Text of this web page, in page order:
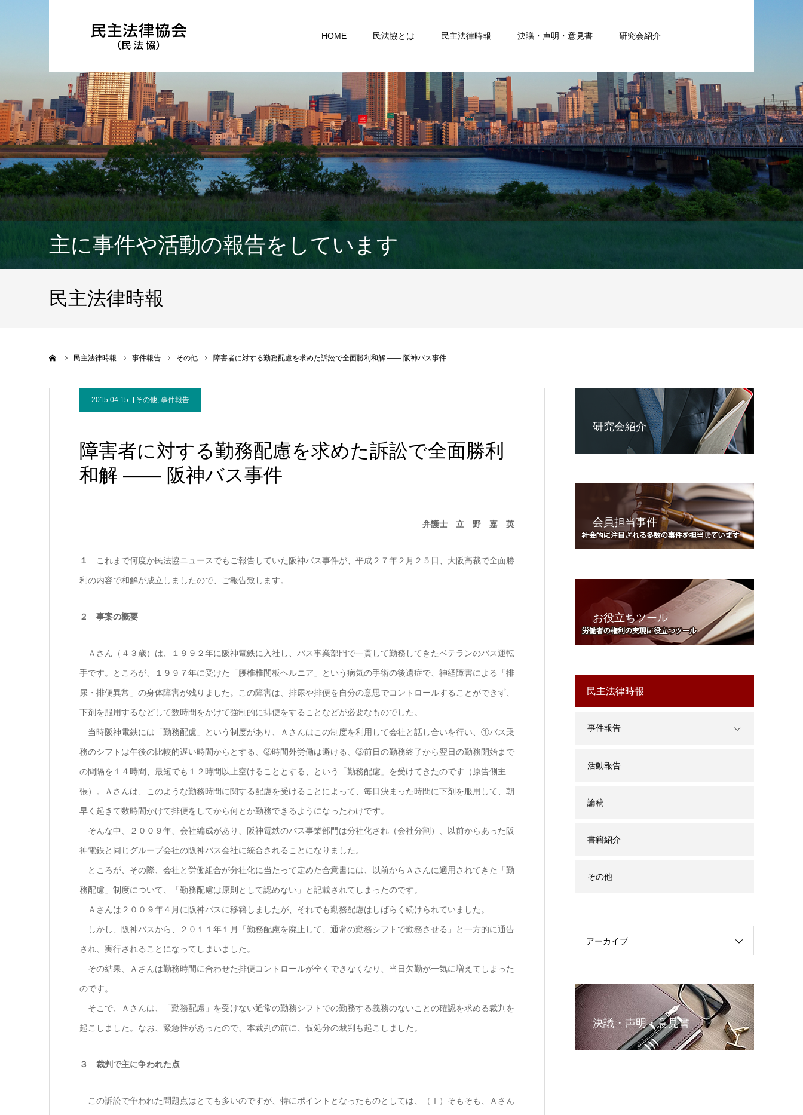
HOME 民法協とは 民主法律時報 決議・声明・意見書 研究会紹介
主に事件や活動の報告をしています
民主法律時報
民主法律時報 事件報告 その他 障害者に対する勤務配慮を求めた訴訟で全面勝利和解 ―― 阪神バス事件
2015.04.15 その他, 事件報告
障害者に対する勤務配慮を求めた訴訟で全面勝利
和解 ―― 阪神バス事件
弁護士 立 野 嘉 英
１ これまで何度か民法協ニュースでもご報告していた阪神バス事件が、平成２７年２月２５日、大阪高裁で全面勝
利の内容で和解が成立しましたので、ご報告致します。
２ 事案の概要
Ａさん（４３歳）は、１９９２年に阪神電鉄に入社し、バス事業部門で一貫して勤務してきたベテランのバス運転
手です。ところが、１９９７年に受けた「腰椎椎間板ヘルニア」という病気の手術の後遺症で、神経障害による「排
尿・排便異常」の身体障害が残りました。この障害は、排尿や排便を自分の意思でコントロールすることができず、
下剤を服用するなどして数時間をかけて強制的に排便をすることなどが必要なものでした。
当時阪神電鉄には「勤務配慮」という制度があり、Ａさんはこの制度を利用して会社と話し合いを行い、①バス乗
務のシフトは午後の比較的遅い時間からとする、②時間外労働は避ける、③前日の勤務終了から翌日の勤務開始まで
の間隔を１４時間、最短でも１２時間以上空けることとする、という「勤務配慮」を受けてきたのです（原告側主
張）。Ａさんは、このような勤務時間に関する配慮を受けることによって、毎日決まった時間に下剤を服用して、朝
早く起きて数時間かけて排便をしてから何とか勤務できるようになったわけです。
そんな中、２００９年、会社編成があり、阪神電鉄のバス事業部門は分社化され（会社分割）、以前からあった阪
神電鉄と同じグループ会社の阪神バス会社に統合されることになりました。
ところが、その際、会社と労働組合が分社化に当たって定めた合意書には、以前からＡさんに適用されてきた「勤
務配慮」制度について、「勤務配慮は原則として認めない」と記載されてしまったのです。
Ａさんは２００９年４月に阪神バスに移籍しましたが、それでも勤務配慮はしばらく続けられていました。
しかし、阪神バスから、２０１１年１月「勤務配慮を廃止して、通常の勤務シフトで勤務させる」と一方的に通告
され、実行されることになってしまいました。
その結果、Ａさんは勤務時間に合わせた排便コントロールが全くできなくなり、当日欠勤が一気に増えてしまった
のです。
そこで、Ａさんは、「勤務配慮」を受けない通常の勤務シフトでの勤務する義務のないことの確認を求める裁判を
起こしました。なお、緊急性があったので、本裁判の前に、仮処分の裁判も起こしました。
３ 裁判で主に争われた点
この訴訟で争われた問題点はとても多いのですが、特にポイントとなったものとしては、（Ⅰ）そもそも、Ａさん
研究会紹介
会員担当事件
お役立ちツール
民主法律時報
事件報告
活動報告
論稿
書籍紹介
その他
アーカイブ
決議・声明・意見書